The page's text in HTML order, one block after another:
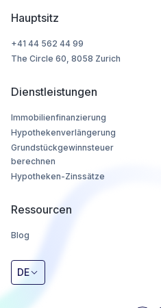
Hauptsitz
+41 44 562 44 99
The Circle 60, 8058 Zurich
Dienstleistungen
Immobilienfinanzierung
Hypothekenverlängerung
Grundstückgewinnsteuer
berechnen
Hypotheken-Zinssätze
Ressourcen
Blog
DE